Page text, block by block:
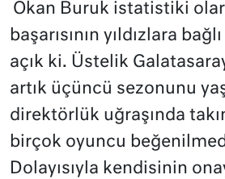
Okan Buruk istatistiki
başarısının yıldızlara
açık ki. Üstelik
artık üçüncü sezonunu
direktörlük uğraşında
birçok oyuncu
Dolayısıyla kendisinin